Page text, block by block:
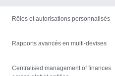
Rôles et autorisations personnalisés
Rapports avancés en multi-devises
Centralised management of finances